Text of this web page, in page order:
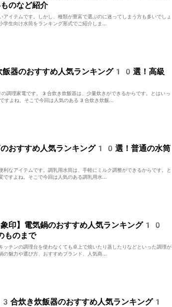
のなど紹介
イテムです。しかし、種類が豊富で選ぶのに迷ってしまう方も多いでしょ
生向け水筒をランキング形式でご紹介しま...
飯器のおすすめ人気ランキング10選！高級
理家電です。3合炊き炊飯器は、少量炊きができるからです。とはいっ
すよね。そこで今回は人気のある3合炊き炊飯...
のおすすめ人気ランキング10選！普通の水筒
なアイテムです。調乳用水筒は、手軽にミルク調整ができるからです。と
すよね。そこで今回は人気のある調乳用水...
象印】電気鍋のおすすめ人気ランキング10
のまで
ッチンの調理台を使わなくても卓上で焼いたり蒸したりなどといった調理が
魅力や選び方、おすすめブランド、人気商...
3合炊き炊飯器のおすすめ人気ランキング1